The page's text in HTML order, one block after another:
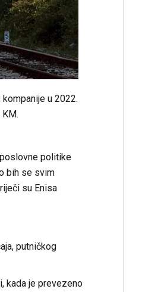
u 2022.
politike
bih se svim
su Enisa
putničkog
kada je prevezeno